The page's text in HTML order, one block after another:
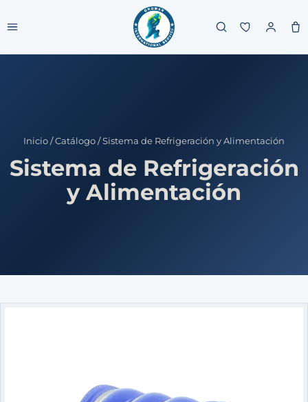
Inicio/Catálogo/Sistema de Refrigeración y Alimentación
Sistema de Refrigeración
y Alimentación